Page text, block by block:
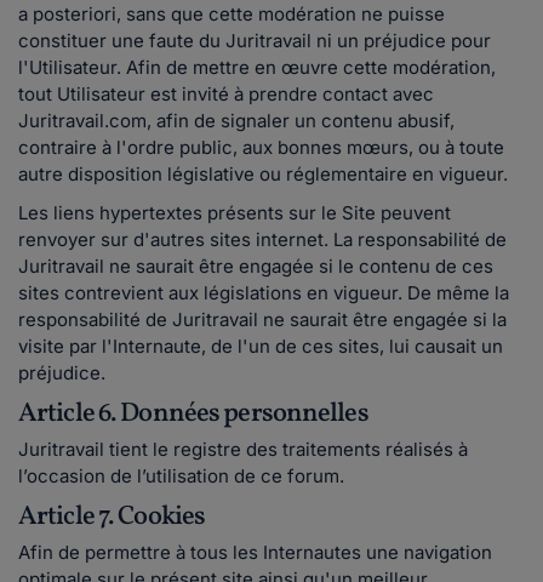
a posteriori, sans que cette modération ne puisse
constituer une faute du Juritravail ni un préjudice pour
l'Utilisateur. Afin de mettre en œuvre cette modération,
tout Utilisateur est invité à prendre contact avec
Juritravail.com, afin de signaler un contenu abusif,
contraire à l'ordre public, aux bonnes mœurs, ou à toute
autre disposition législative ou réglementaire en vigueur.
Les liens hypertextes présents sur le Site peuvent
renvoyer sur d'autres sites internet. La responsabilité de
Juritravail ne saurait être engagée si le contenu de ces
sites contrevient aux législations en vigueur. De même la
responsabilité de Juritravail ne saurait être engagée si la
visite par l'Internaute, de l'un de ces sites, lui causait un
préjudice.
Article 6. Données personnelles
Juritravail tient le registre des traitements réalisés à
l’occasion de l’utilisation de ce forum.
Article 7. Cookies
Afin de permettre à tous les Internautes une navigation